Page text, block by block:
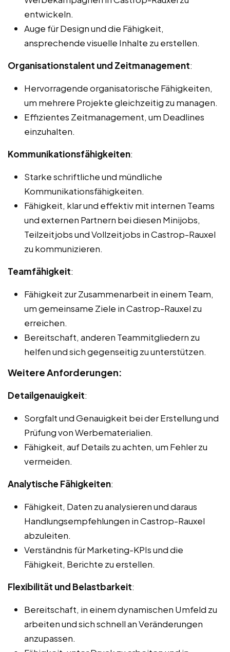
entwickeln.
Auge für Design und die Fähigkeit,
ansprechende visuelle Inhalte zu erstellen.
Organisationstalent und Zeitmanagement:
Hervorragende organisatorische Fähigkeiten,
um mehrere Projekte gleichzeitig zu managen.
Effizientes Zeitmanagement, um Deadlines
einzuhalten.
Kommunikationsfähigkeiten:
Starke schriftliche und mündliche
Kommunikationsfähigkeiten.
Fähigkeit, klar und effektiv mit internen Teams
und externen Partnern bei diesen Minijobs,
Teilzeitjobs und Vollzeitjobs in Castrop-Rauxel
zu kommunizieren.
Teamfähigkeit:
Fähigkeit zur Zusammenarbeit in einem Team,
um gemeinsame Ziele in Castrop-Rauxel zu
erreichen.
Bereitschaft, anderen Teammitgliedern zu
helfen und sich gegenseitig zu unterstützen.
Weitere Anforderungen:
Detailgenauigkeit:
Sorgfalt und Genauigkeit bei der Erstellung und
Prüfung von Werbematerialien.
Fähigkeit, auf Details zu achten, um Fehler zu
vermeiden.
Analytische Fähigkeiten:
Fähigkeit, Daten zu analysieren und daraus
Handlungsempfehlungen in Castrop-Rauxel
abzuleiten.
Verständnis für Marketing-KPIs und die
Fähigkeit, Berichte zu erstellen.
Flexibilität und Belastbarkeit:
Bereitschaft, in einem dynamischen Umfeld zu
arbeiten und sich schnell an Veränderungen
anzupassen.